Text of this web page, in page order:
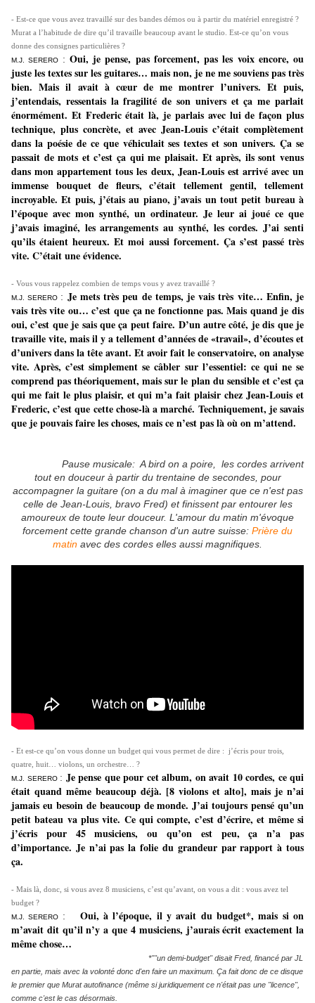
- Est-ce que vous avez travaillé sur des bandes démos ou à partir du matériel enregistré ?
Murat a l’habitude de dire qu’il travaille beaucoup avant le studio. Est-ce qu’on vous
donne des consignes particulières ?
M.J. SERERO : Oui, je pense, pas forcement, pas les voix encore, ou
juste les textes sur les guitares… mais non, je ne me souviens pas très
bien. Mais il avait à cœur de me montrer l’univers. Et puis,
j’entendais, ressentais la fragilité de son univers et ça me parlait
énormément. Et Frederic était là, je parlais avec lui de façon plus
technique, plus concrète, et avec Jean-Louis c’était complètement
dans la poésie de ce que véhiculait ses textes et son univers. Ça se
passait de mots et c’est ça qui me plaisait. Et après, ils sont venus
dans mon appartement tous les deux, Jean-Louis est arrivé avec un
immense bouquet de fleurs, c’était tellement gentil, tellement
incroyable. Et puis, j’étais au piano, j’avais un tout petit bureau à
l’époque avec mon synthé, un ordinateur. Je leur ai joué ce que
j’avais imaginé, les arrangements au synthé, les cordes. J’ai senti
qu’ils étaient heureux. Et moi aussi forcement. Ça s’est passé très
vite. C’était une évidence.
- Vous vous rappelez combien de temps vous y avez travaillé ?
M.J. SERERO : Je mets très peu de temps, je vais très vite… Enfin, je
vais très vite ou… c’est que ça ne fonctionne pas. Mais quand je dis
oui, c’est que je sais que ça peut faire. D’un autre côté, je dis que je
travaille vite, mais il y a tellement d’années de «travail», d’écoutes et
d’univers dans la tête avant. Et avoir fait le conservatoire, on analyse
vite. Après, c’est simplement se câbler sur l’essentiel: ce qui ne se
comprend pas théoriquement, mais sur le plan du sensible et c’est ça
qui me fait le plus plaisir, et qui m’a fait plaisir chez Jean-Louis et
Frederic, c’est que cette chose-là a marché. Techniquement, je savais
que je pouvais faire les choses, mais ce n’est pas là où on m’attend.
Pause musicale: A bird on a poire, les cordes arrivent
tout en douceur à partir du trentaine de secondes, pour
accompagner la guitare (on a du mal à imaginer que ce n'est pas
celle de Jean-Louis, bravo Fred) et finissent par entourer les
amoureux de toute leur douceur. L'amour du matin m'évoque
forcement cette grande chanson d'un autre suisse: Prière du
matin avec des cordes elles aussi magnifiques.
- Et est-ce qu’on vous donne un budget qui vous permet de dire : j’écris pour trois,
quatre, huit… violons, un orchestre… ?
M.J. SERERO : Je pense que pour cet album, on avait 10 cordes, ce qui
était quand même beaucoup déjà. [8 violons et alto], mais je n’ai
jamais eu besoin de beaucoup de monde. J’ai toujours pensé qu’un
petit bateau va plus vite. Ce qui compte, c’est d’écrire, et même si
j’écris pour 45 musiciens, ou qu’on est peu, ça n’a pas
d’importance. Je n’ai pas la folie du grandeur par rapport à tous
ça.
- Mais là, donc, si vous avez 8 musiciens, c’est qu’avant, on vous a dit : vous avez tel
budget ?
M.J. SERERO :
Oui, à l’époque, il y avait du budget*, mais si on
m’avait dit qu’il n’y a que 4 musiciens, j’aurais écrit exactement la
même chose…
*""un demi-budget" disait Fred, financé par JL
en partie, mais avec la volonté donc d'en faire un maximum. Ça fait donc de ce disque
le premier que Murat autofinance (même si juridiquement ce n'était pas une "licence",
comme c'est le cas désormais.